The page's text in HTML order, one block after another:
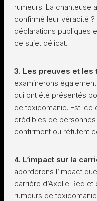
rumeurs. La chanteuse
confirmé leur véracité
déclarations publiques
ce sujet délicat.
3. Les preuves et les
examinerons
qui ont été présentés
de toxicomanie. Est-ce
crédibles de
confirment ou réfutent
4. L’impact sur la
aborderons l’impact
carrière d’Axelle Red
rumeurs de